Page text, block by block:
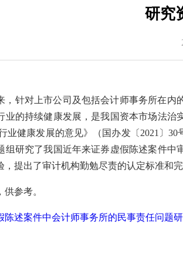
研究
，针对上市公司及包括会计师事务所在内
业的持续健康发展，是我国资本市场法
业健康发展的意见》（国办发〔 2021 〕 30
组研究了我国近年来证券虚假陈述案件
，提出了审计机构勤勉尽责的认定标准和
参考。
陈述案件中会计师事务所的民事责任问